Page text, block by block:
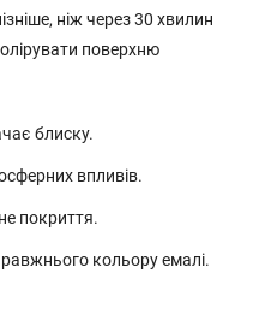
ніж через 30 хвилин
поверхню
блиску.
впливів.
покриття.
кольору емалі.